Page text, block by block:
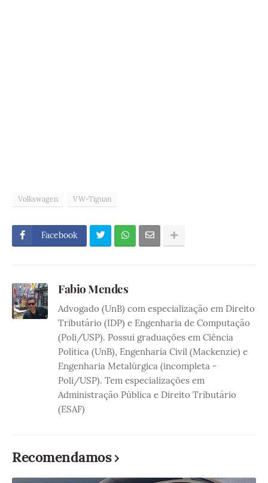
Volkswagen VW-Tiguan
Facebook
Fabio Mendes
Advogado (UnB) com especialização em Direito
Tributário (IDP) e Engenharia de Computação
(Poli/USP). Possui graduações em Ciência
Política (UnB), Engenharia Civil (Mackenzie) e
Engenharia Metalúrgica (incompleta -
Poli/USP). Tem especializações em
Administração Pública e Direito Tributário
(ESAF)
Recomendamos